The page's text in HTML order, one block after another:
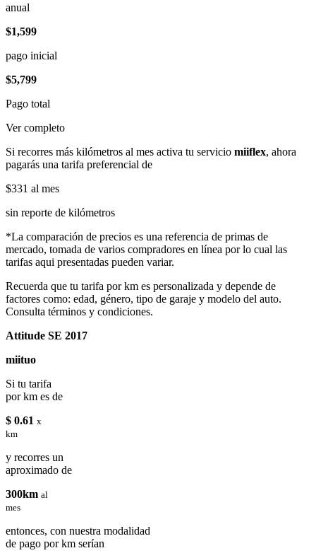
anual
$1,599
pago inicial
$5,799
Pago total
Ver completo
Si recorres más kilómetros al mes activa tu servicio miiflex, ahora
pagarás una tarifa preferencial de
$331 al mes
sin reporte de kilómetros
*La comparación de precios es una referencia de primas de
mercado, tomada de varios compradores en línea por lo cual las
tarifas aqui presentadas pueden variar.
Recuerda que tu tarifa por km es personalizada y depende de
factores como: edad, género, tipo de garaje y modelo del auto.
Consulta términos y condiciones.
Attitude SE 2017
miituo
Si tu tarifa
por km es de
$ 0.61 x
km
y recorres un
aproximado de
300km al
mes
entonces, con nuestra modalidad
de pago por km serían